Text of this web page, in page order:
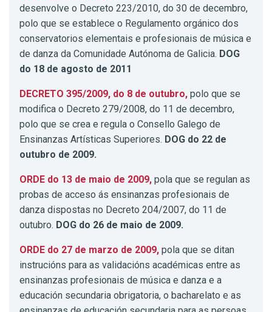
desenvolve o Decreto 223/2010, do 30 de decembro,
polo que se establece o Regulamento orgánico dos
conservatorios elementais e profesionais de música e
de danza da Comunidade Autónoma de Galicia. DOG
do 18 de agosto de 2011
DECRETO 395/2009, do 8 de outubro, polo que se
modifica o Decreto 279/2008, do 11 de decembro,
polo que se crea e regula o Consello Galego de
Ensinanzas Artísticas Superiores. DOG do 22 de
outubro de 2009.
ORDE do 13 de maio de 2009, pola que se regulan as
probas de acceso ás ensinanzas profesionais de
danza dispostas no Decreto 204/2007, do 11 de
outubro. DOG do 26 de maio de 2009.
ORDE do 27 de marzo de 2009, pola que se ditan
instrucións para as validacións académicas entre as
ensinanzas profesionais de música e danza e a
educación secundaria obrigatoria, o bacharelato e as